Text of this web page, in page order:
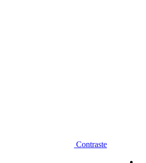
Contraste